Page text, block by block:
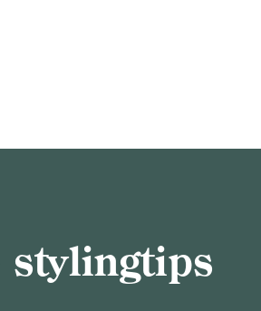
stylingtips